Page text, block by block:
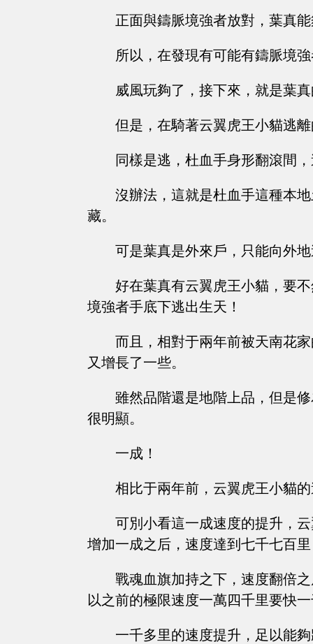
正面與鑄脈境強者放對，葉真
所以，在發現有可能有鑄脈境
威風玩夠了，接下來，就是葉
但是，在騎著云翼虎王小貓逃
同樣是逃，杜血手身形翻滾間
沒辦法，這就是杜血手這種本
藏。
可是葉真是外來戶，只能向外
好在葉真有云翼虎王小貓，要
境強者手底下逃出生天！
而且，相對于兩年前被天南花
又增長了一些。
雖然品階還是地階上品，但是
很明顯。
一成！
相比于兩年前，云翼虎王小貓
可別小看這一成速度的提升，
增加一成之后，速度達到七千七百
戰魂血旗加持之下，速度翻倍
以之前的極限速度一萬四千里要快
一千多里的速度提升，足以能